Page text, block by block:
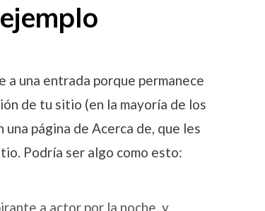
a una entrada porque permanece
de tu sitio (en la mayoría de los
página de Acerca de, que les
Podría ser algo como esto:
a actor por la noche, y